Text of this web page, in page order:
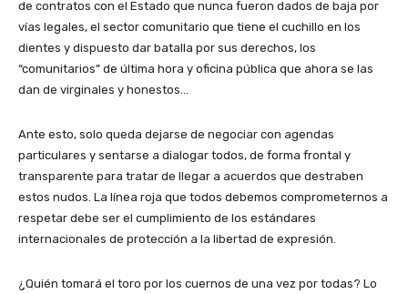
de contratos con el Estado que nunca fueron dados de baja por
vías legales, el sector comunitario que tiene el cuchillo en los
dientes y dispuesto dar batalla por sus derechos, los
“comunitarios” de última hora y oficina pública que ahora se las
dan de virginales y honestos…
Ante esto, solo queda dejarse de negociar con agendas
particulares y sentarse a dialogar todos, de forma frontal y
transparente para tratar de llegar a acuerdos que destraben
estos nudos. La línea roja que todos debemos comprometernos a
respetar debe ser el cumplimiento de los estándares
internacionales de protección a la libertad de expresión.
¿Quién tomará el toro por los cuernos de una vez por todas? Lo